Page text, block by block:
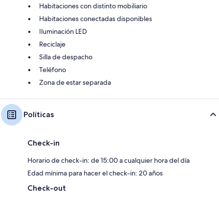
Habitaciones con distinto mobiliario
Habitaciones conectadas disponibles
Iluminación LED
Reciclaje
Silla de despacho
Teléfono
Zona de estar separada
Políticas
Check-in
Horario de check-in: de 15:00 a cualquier hora del día
Edad mínima para hacer el check-in: 20 años
Check-out